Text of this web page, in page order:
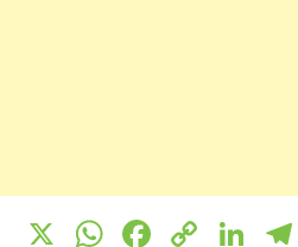
X WhatsApp
Copy